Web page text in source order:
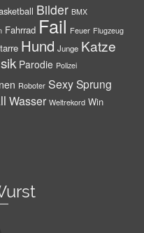
Bilder BMX
Fahrrad Fail Feuer Flugzeug
Hund Junge Katze
Parodie Polizei
Roboter SexySprung
Wasser Weltrekord Win